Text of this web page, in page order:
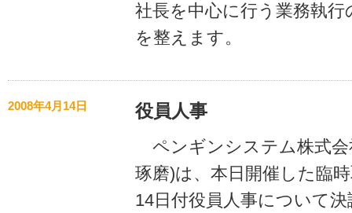
社長を中心に行う業務執
を整えます。
2008年4月14日 役員人事
ペンギンシステム株式会
琢磨)は、本日開催した臨
14日付役員人事について